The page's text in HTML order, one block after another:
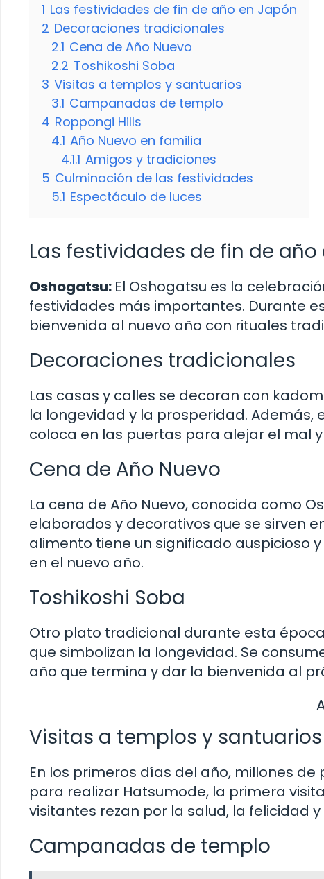
1 Las festividades de fin de año en Japón
2 Decoraciones tradicionales
2.1 Cena de Año Nuevo
2.2 Toshikoshi Soba
3 Visitas a templos y santuarios
3.1 Campanadas de templo
4 Roppongi Hills
4.1 Año Nuevo en familia
4.1.1 Amigos y tradiciones
5 Culminación de las festividades
5.1 Espectáculo de luces
Las festividades de fin de año
Oshogatsu: El Oshogatsu es la
festividades más importantes. Durante
bienvenida al nuevo año con rituales
Decoraciones tradicionales
Las casas y calles se decoran con
la longevidad y la prosperidad. Además,
coloca en las puertas para alejar el mal
Cena de Año Nuevo
La cena de Año Nuevo, conocida como
elaborados y decorativos que se sirven
alimento tiene un significado auspicioso
en el nuevo año.
Toshikoshi Soba
Otro plato tradicional durante esta
que simbolizan la longevidad. Se
año que termina y dar la bienvenida al
Visitas a templos y santuarios
En los primeros días del año, millones
para realizar Hatsumode, la primera
visitantes rezan por la salud, la felicidad
Campanadas de templo